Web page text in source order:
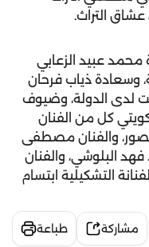
التراث.
عبيد الزعابي
وسعادة ذياب فرحان
لدى الدولة، وضيوف
كل من الفنان
والفنان مصطفى
البلوشي، والفنان
التشكيلية ابتسام
مشاركة طباعة